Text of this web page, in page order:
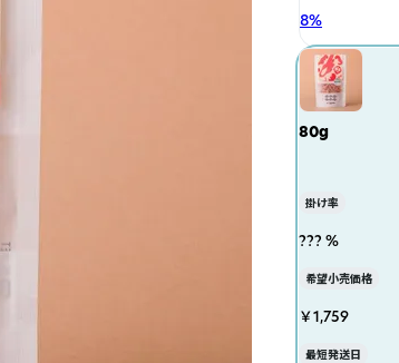
8%
80g
掛け率
??? %
希望小売価格
￥1,759
最短発送日